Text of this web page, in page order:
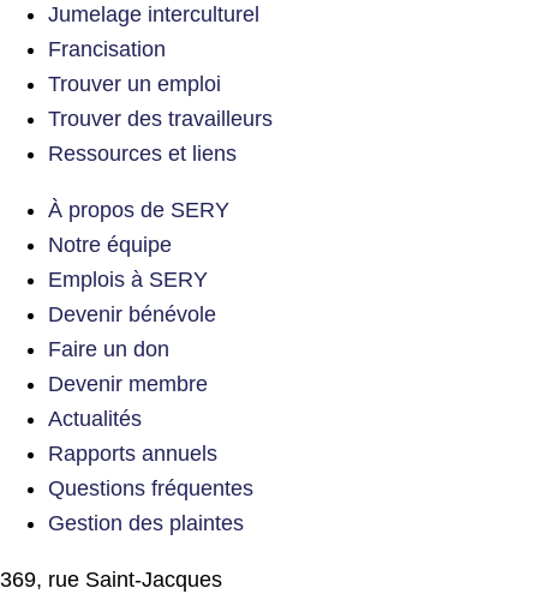
Jumelage interculturel
Francisation
Trouver un emploi
Trouver des travailleurs
Ressources et liens
À propos de SERY
Notre équipe
Emplois à SERY
Devenir bénévole
Faire un don
Devenir membre
Actualités
Rapports annuels
Questions fréquentes
Gestion des plaintes
369, rue Saint-Jacques